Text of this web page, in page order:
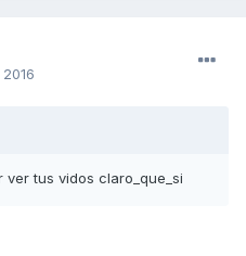
tus vidos claro_que_si